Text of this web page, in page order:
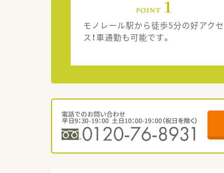
モノレール駅から徒歩5分の好アクセ
ス！車通勤も可能です。